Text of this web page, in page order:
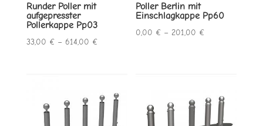
Runder Poller mit
aufgepresster
Pollerkappe Pp03
33,00 € – 614,00 €Preisspanne:
Poller Berlin mit
Einschlagkappe Pp60
0,00 € – 201,00 €Preisspanne: